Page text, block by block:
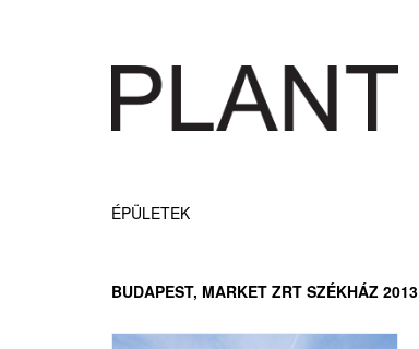
ÉPÜLETEK
BUDAPEST, MARKET ZRT SZÉKHÁZ 2013